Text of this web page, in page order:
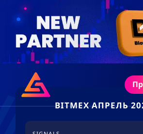
BITMEX АПРЕЛЬ